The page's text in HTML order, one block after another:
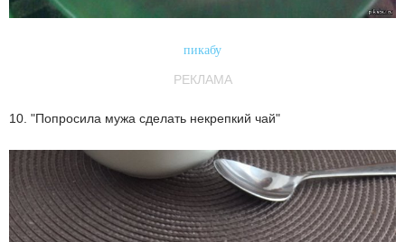
пикабу
РЕКЛАМА
10. "Попросила мужа сделать некрепкий чай"